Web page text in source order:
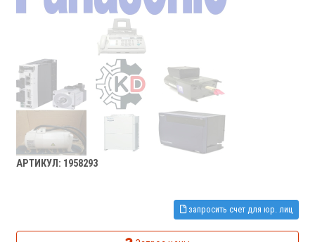
АРТИКУЛ: 1958293
запросить счет для юр. лиц